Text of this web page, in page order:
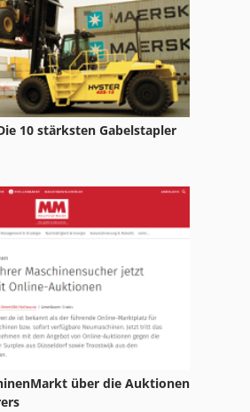
Schiebetisch
10 stärksten Gabelstapler
über die Auktionen